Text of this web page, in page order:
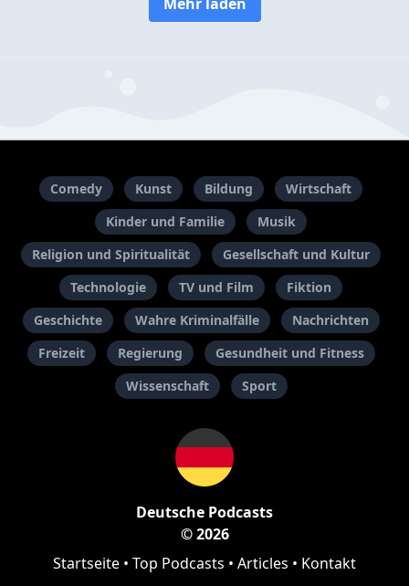
Comedy Kunst Bildung
Wirtschaft
Kinder und Familie
Musik
Religion und Spiritualität
Gesellschaft und Kultur
Technologie
TV und Film
Fiktion
Geschichte
Wahre Kriminalfälle
Nachrichten
Freizeit
Regierung
Gesundheit und Fitness
Wissenschaft
Sport
Deutsche Podcasts
© 2026
Startseite • Top Podcasts • Articles • Kontakt